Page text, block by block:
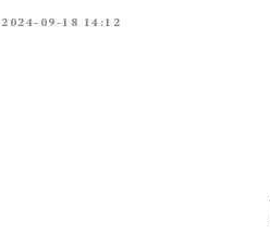
2024-09-18 14:12